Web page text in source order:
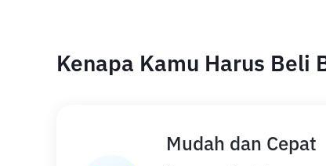
Kenapa Kamu Harus Beli
Mudah dan Cepat